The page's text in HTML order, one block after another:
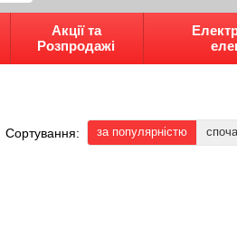
Акції та
Розпродажі
Сортування: за популярністю